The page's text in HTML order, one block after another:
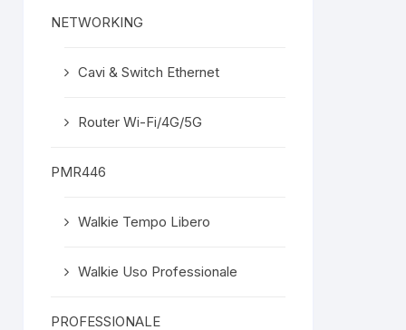
NETWORKING
Cavi & Switch Ethernet
Router Wi-Fi/4G/5G
PMR446
Walkie Tempo Libero
Walkie Uso Professionale
PROFESSIONALE